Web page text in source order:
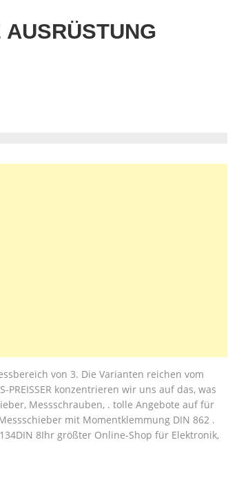
von 3. Die Varianten reichen vom
konzentrieren wir uns auf das, was
Messschrauben, . tolle Angebote auf für
mit Momentklemmung DIN 862 .
8Ihr größter Online-Shop für Elektronik,